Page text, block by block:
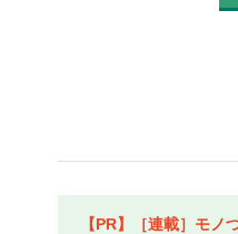
【PR】［連載］モ